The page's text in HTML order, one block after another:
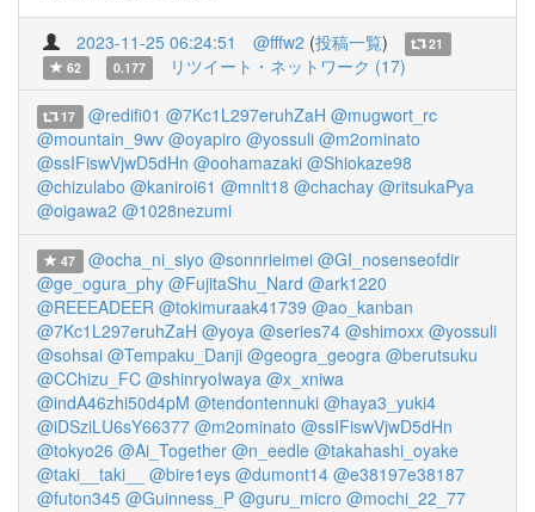
2023-11-25 06:24:51 @fffw2 (投稿一覧)
21
62
0.177 リツイート・ネットワーク (17)
17 @redifi01 @7Kc1L297eruhZaH @mugwort_rc
@mountain_9wv @oyapiro @yossuli @m2ominato
@ssIFiswVjwD5dHn @oohamazaki @Shiokaze98
@chizulabo @kaniroi61 @mnlt18 @chachay @ritsukaPya
@oigawa2 @1028nezumi
47 @ocha_ni_siyo @sonnrieimei @GI_nosenseofdir
@ge_ogura_phy @FujitaShu_Nard @ark1220
@REEEADEER @tokimuraak41739 @ao_kanban
@7Kc1L297eruhZaH @yoya @series74 @shimoxx @yossuli
@sohsai @Tempaku_Danji @geogra_geogra @berutsuku
@CChizu_FC @shinryoIwaya @x_xniwa
@indA46zhi50d4pM @tendontennuki @haya3_yuki4
@iDSziLU6sY66377 @m2ominato @ssIFiswVjwD5dHn
@tokyo26 @Ai_Together @n_eedle @takahashi_oyake
@taki__taki__
@bire1eys @dumont14 @e38197e38187
@futon345 @Guinness_P @guru_micro @mochi_22_77